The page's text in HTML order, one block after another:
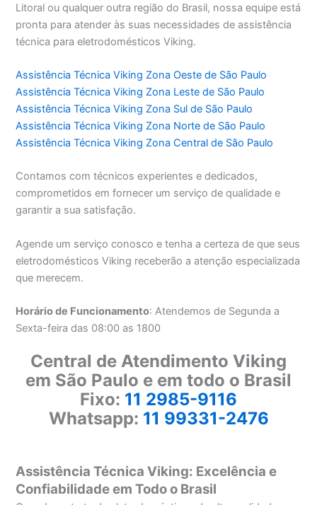
Litoral ou qualquer outra região do Brasil, nossa equipe está
pronta para atender às suas necessidades de assistência
técnica para eletrodomésticos Viking.
Assistência Técnica Viking Zona Oeste de São Paulo
Assistência Técnica Viking Zona Leste de São Paulo
Assistência Técnica Viking Zona Sul de São Paulo
Assistência Técnica Viking Zona Norte de São Paulo
Assistência Técnica Viking Zona Central de São Paulo
Contamos com técnicos experientes e dedicados,
comprometidos em fornecer um serviço de qualidade e
garantir a sua satisfação.
Agende um serviço conosco e tenha a certeza de que seus
eletrodomésticos Viking receberão a atenção especializada
que merecem.
Horário de Funcionamento: Atendemos de Segunda a
Sexta-feira das 08:00 as 1800
Central de Atendimento Viking
em São Paulo e em todo o Brasil
Fixo: 11 2985-9116
Whatsapp: 11 99331-2476
Assistência Técnica Viking: Excelência e
Confiabilidade em Todo o Brasil